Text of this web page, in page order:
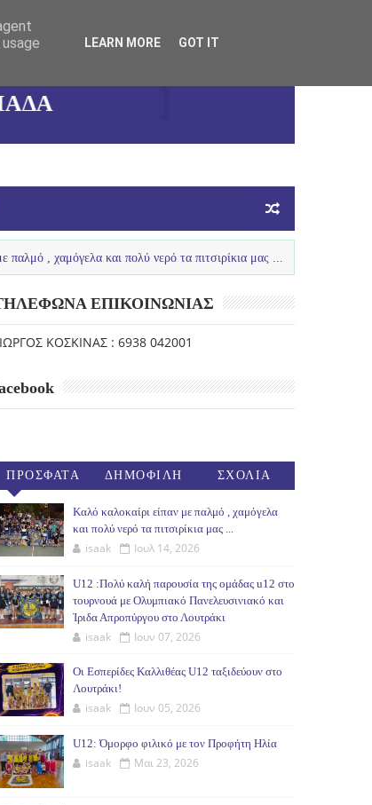
και πολύ νερό τα πιτσιρίκια μας ...
ΕΠΙΚΟΙΝΩΝΙΑΣ
ΚΟΣΚΙΝΑΣ : 6938 042001
ΠΡΟΣΦΑΤΑ ΔΗΜΟΦΙΛΗ ΣΧΟΛΙΑ
Καλό καλοκαίρι είπαν με παλμό , χαμόγελα
και πολύ νερό τα πιτσιρίκια μας ...
isaak Ιουλ 14, 2026
U12 :Πολύ καλή παρουσία της ομάδας u12 στο
τουρνουά με Ολυμπιακό Πανελευσινιακό και
Ίριδα Απροπύργου στο Λουτράκι
isaak Ιουν 07, 2026
Οι Εσπερίδες Καλλιθέας U12 ταξιδεύουν στο
Λουτράκι!
isaak Ιουν 05, 2026
U12: Όμορφο φιλικό με τον Προφήτη Ηλία
isaak Μαι 23, 2026
LEARN MORE GOT IT